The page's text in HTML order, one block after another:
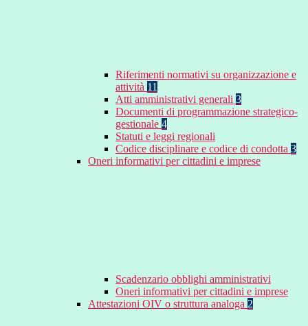
Riferimenti normativi su organizzazione e
attività 11
Atti amministrativi generali 3
Documenti di programmazione strategico-
gestionale 4
Statuti e leggi regionali
Codice disciplinare e codice di condotta 3
Oneri informativi per cittadini e imprese
Scadenzario obblighi amministrativi
Oneri informativi per cittadini e imprese
Attestazioni OIV o struttura analoga 2